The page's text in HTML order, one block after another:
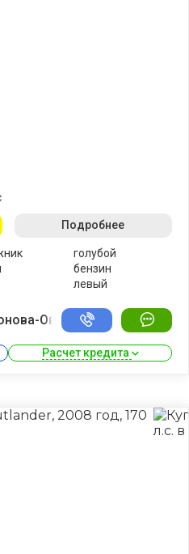
голубой
бензин
левый
Подробнее
Овсеенко
Расчет кредита